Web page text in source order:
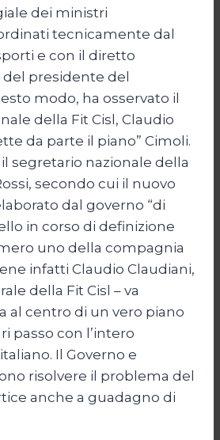
dei ministri
tecnicamente dal
e con il diretto
presidente del
modo, ha osservato il
della Fit Cisl, Claudio
da parte il piano” Cimoli.
segretario nazionale della
secondo cui il nuovo
dal governo “di
in corso di definizione
uno della compagnia
infatti Claudio Claudiani,
della Fit Cisl – va
al centro di un vero piano
passo con l’intero
Il Governo e
risolvere il problema del
anche a guadagno di